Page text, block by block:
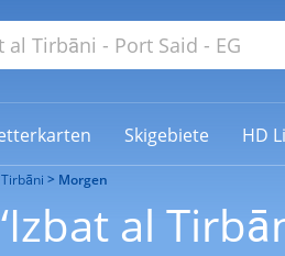
Skigebiete HD
Tirbāni Morgen
al